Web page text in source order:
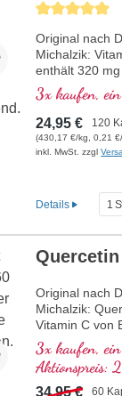
Original nach
Michalzik:
enthält 320
Tagesdosis (1
Dieses
frei von
wird in
mehr
3x kaufen,
24,95 € 120
(430,17 €/kg, 0,21
inkl. MwSt. zzgl
Details
Original nach
Michalzik:
Vitamin C von
pro
500 mg reines
600 mg
C. Diese
3x kaufen,
Aktionspreis:
34,95 € 60